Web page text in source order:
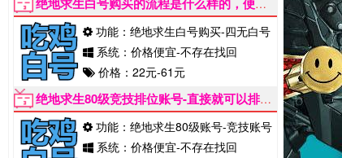
2022-
功能：绝地求生白号购买-四无白号
系统：价格便宜-不存在找回
价格：22元-61元
绝地求生80级竞技排位账号-直接就可以排位
2022-06-
功能：绝地求生80级账号-竞技账号
系统：价格便宜-不存在找回